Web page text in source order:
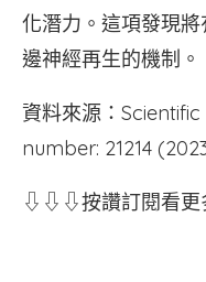
化潛力。這項發現
邊神經再生的機制。
資料來源：
number: 21214
⇩⇩⇩按讚訂閱看